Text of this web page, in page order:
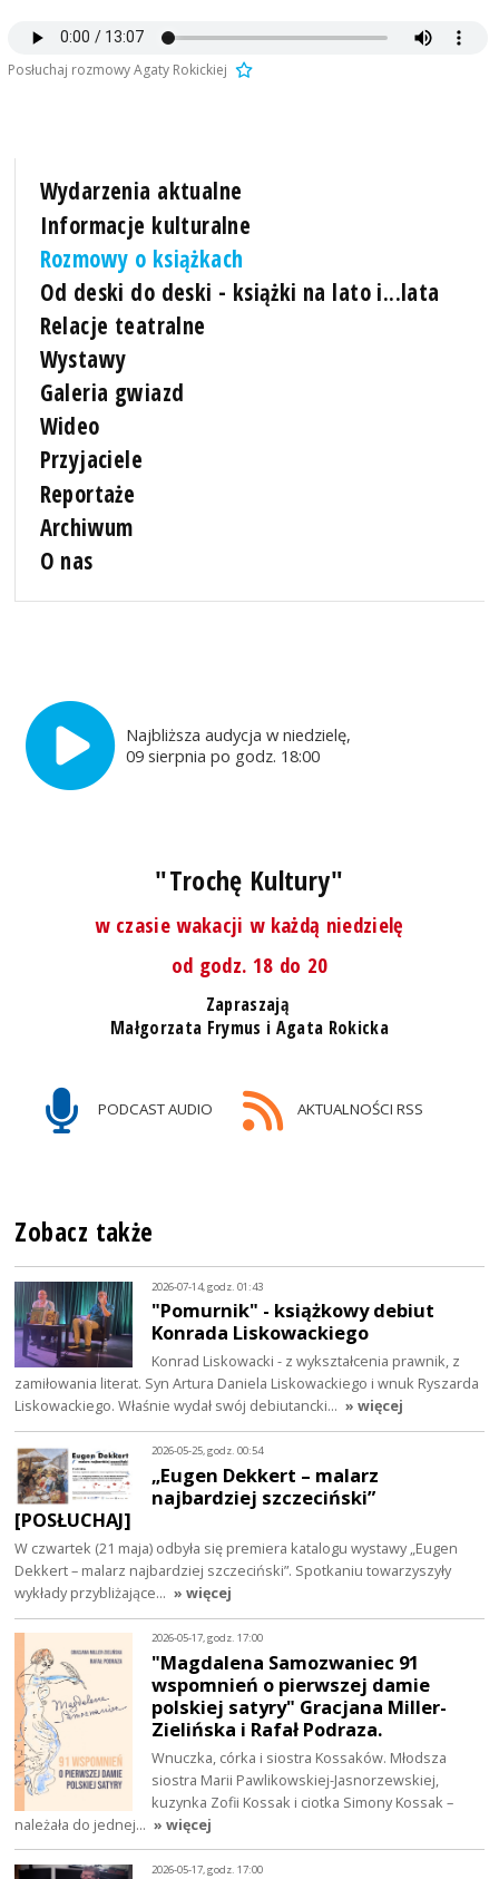
Posłuchaj rozmowy Agaty Rokickiej
Wydarzenia aktualne
Informacje kulturalne
Rozmowy o książkach
Od deski do deski - książki na lato i...lata
Relacje teatralne
Wystawy
Galeria gwiazd
Wideo
Przyjaciele
Reportaże
Archiwum
O nas
Najbliższa audycja w niedzielę,
09 sierpnia po godz. 18:00
"Trochę Kultury"
w czasie wakacji w każdą niedzielę
od godz. 18 do 20
Zapraszają
Małgorzata Frymus i Agata Rokicka
PODCAST AUDIO AKTUALNOŚCI RSS
Zobacz także
2026-07-14, godz. 01:43
"Pomurnik" - książkowy debiut
Konrada Liskowackiego
Konrad Liskowacki - z wykształcenia prawnik, z
zamiłowania literat. Syn Artura Daniela Liskowackiego i wnuk Ryszarda
Liskowackiego. Właśnie wydał swój debiutancki… » więcej
2026-05-25, godz. 00:54
„Eugen Dekkert – malarz
najbardziej szczeciński”
[POSŁUCHAJ]
W czwartek (21 maja) odbyła się premiera katalogu wystawy „Eugen
Dekkert – malarz najbardziej szczeciński”. Spotkaniu towarzyszyły
wykłady przybliżające… » więcej
2026-05-17, godz. 17:00
"Magdalena Samozwaniec 91
wspomnień o pierwszej damie
polskiej satyry" Gracjana Miller-
Zielińska i Rafał Podraza.
Wnuczka, córka i siostra Kossaków. Młodsza
siostra Marii Pawlikowskiej-Jasnorzewskiej,
kuzynka Zofii Kossak i ciotka Simony Kossak –
należała do jednej… » więcej
2026-05-17, godz. 17:00